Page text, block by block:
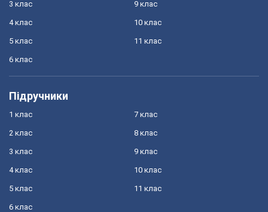
3 клас
4 клас
5 клас
6 клас
9 клас
10 клас
11 клас
Підручники
1 клас
2 клас
3 клас
4 клас
5 клас
6 клас
7 клас
8 клас
9 клас
10 клас
11 клас